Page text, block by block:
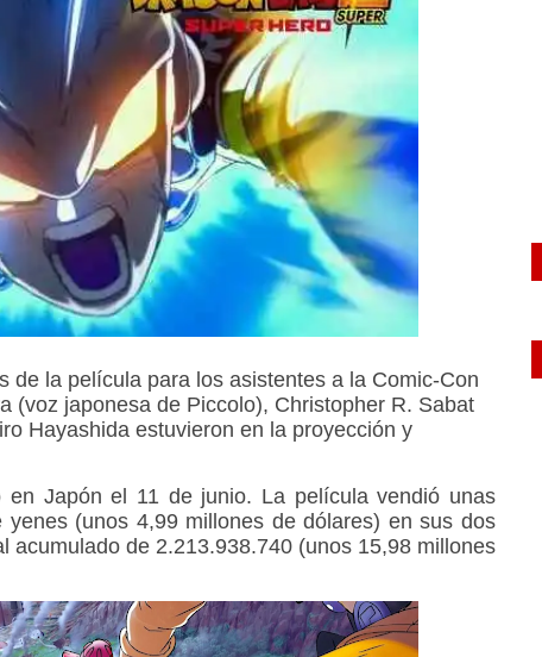
de la película para los asistentes a la Comic-Con
(voz japonesa de Piccolo), Christopher R. Sabat
Hayashida estuvieron en la proyección y
Japón el 11 de junio. La película vendió unas
(unos 4,99 millones de dólares) en sus dos
de 2.213.938.740 (unos 15,98 millones